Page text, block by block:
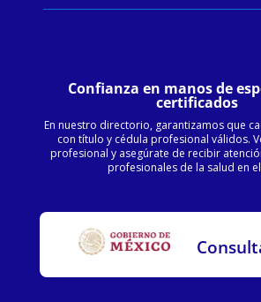
Confianza en manos de
certificados
En nuestro directorio, garantizamos que
con título y cédula profesional válidos.
profesional y asegúrate de recibir
profesionales de la salud en